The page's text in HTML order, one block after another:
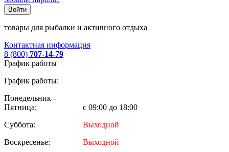
Войти
товары для рыбалки и активного отдыха
Контактная информация
8 (800) 707-14-79
График работы
График работы:
Понедельник -
Пятница:
с 09:00 до 18:00
Суббота:
Выходной
Воскресенье:
Выходной